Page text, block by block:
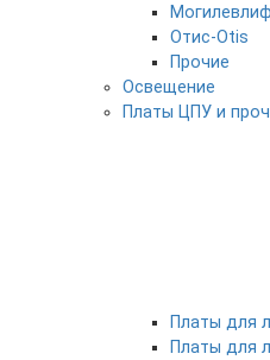
Отис-Otis
Прочие
Освещение
Платы ЦПУ и
Платы для
Платы для